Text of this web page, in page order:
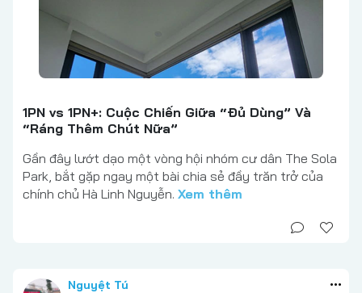
1PN vs 1PN+: Cuộc Chiến Giữa “Đủ Dùng” Và
“Ráng Thêm Chút Nữa”
Gần đây lướt dạo một vòng hội nhóm cư dân The Sola
Park, bắt gặp ngay một bài chia sẻ đầy trăn trở của
chính chủ Hà Linh Nguyễn. Xem thêm
Nguyệt Tú